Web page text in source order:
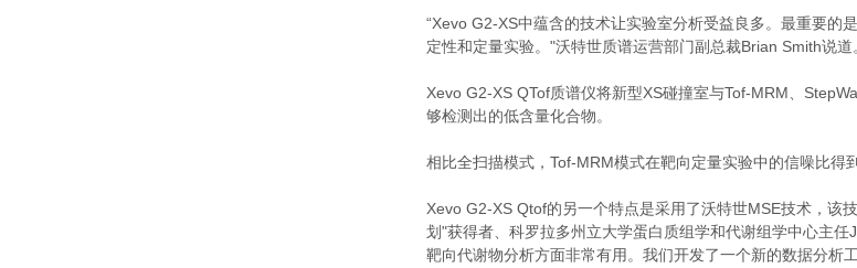
“Xevo G2-XS中蕴含的技术让实验室分析受益良多。最重要的
定性和定量实验。"沃特世质谱运营部门副总裁Brian Smith说道
Xevo G2-XS QTof质谱仪将新型XS碰撞室与Tof-MRM、
够检测出的低含量化合物。
相比全扫描模式，Tof-MRM模式在靶向定量实验中的信噪比得
Xevo G2-XS Qtof的另一个特点是采用了沃特世MSE技术，该
划"获得者、科罗拉多州立大学蛋白质组学和代谢组学中心主
靶向代谢物分析方面非常有用。我们开发了一个新的数据分析